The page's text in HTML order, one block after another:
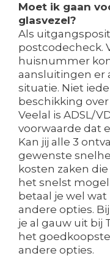
Moet ik gaan
glasvezel?
Als
postcodecheck.
huisnummer
aansluitingen er
situatie. Niet
beschikking
Veelal is ADSL/
voorwaarde dat
Kan jij alle 3
gewenste
kosten zaken
het snelst
betaal je wel
andere opties.
je al gauw uit bij
het
andere opties.